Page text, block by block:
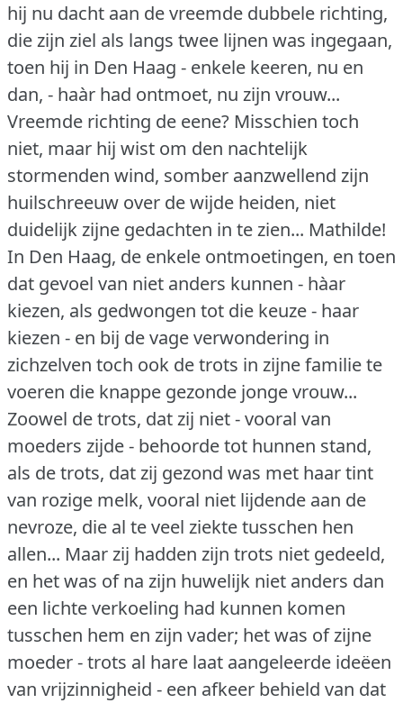
hij nu dacht aan de vreemde dubbele richting,
die zijn ziel als langs twee lijnen was ingegaan,
toen hij in Den Haag - enkele keeren, nu en
dan, - haàr had ontmoet, nu zijn vrouw...
Vreemde richting de eene? Misschien toch
niet, maar hij wist om den nachtelijk
stormenden wind, somber aanzwellend zijn
huilschreeuw over de wijde heiden, niet
duidelijk zijne gedachten in te zien... Mathilde!
In Den Haag, de enkele ontmoetingen, en toen
dat gevoel van niet anders kunnen - hàar
kiezen, als gedwongen tot die keuze - haar
kiezen - en bij de vage verwondering in
zichzelven toch ook de trots in zijne familie te
voeren die knappe gezonde jonge vrouw...
Zoowel de trots, dat zij niet - vooral van
moeders zijde - behoorde tot hunnen stand,
als de trots, dat zij gezond was met haar tint
van rozige melk, vooral niet lijdende aan de
nevroze, die al te veel ziekte tusschen hen
allen... Maar zij hadden zijn trots niet gedeeld,
en het was of na zijn huwelijk niet anders dan
een lichte verkoeling had kunnen komen
tusschen hem en zijn vader; het was of zijne
moeder - trots al hare laat aangeleerde ideëen
van vrijzinnigheid - een afkeer behield van dat